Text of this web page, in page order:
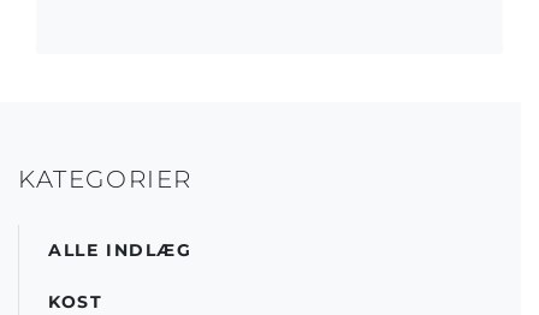
KATEGORIER
ALLE INDLÆG
KOST